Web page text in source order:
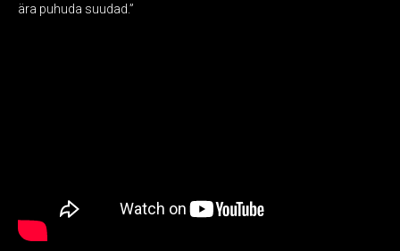
ära puhuda suudad.”